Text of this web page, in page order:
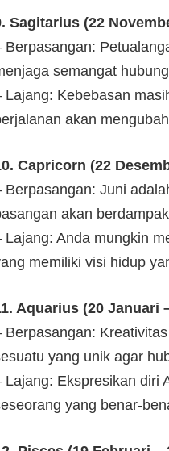
Sagitarius (22
Berpasangan:
semangat
Lajang: Kebebasan
akan
Capricorn (22
Berpasangan: Juni
akan
Lajang: Anda mungkin
memiliki visi hidup
Aquarius (20 Januari
Berpasangan:
yang unik agar
Lajang: Ekspresikan diri
yang benar-